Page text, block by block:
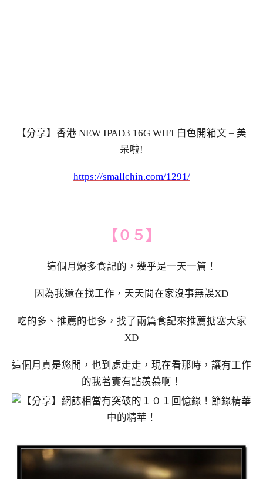
【分享】香港 NEW IPAD3 16G WIFI 白色開箱文 – 美
呆啦!
https://smallchin.com/1291/
【０５】
這個月爆多食記的，幾乎是一天一篇！
因為我還在找工作，天天閒在家沒事無誤XD
吃的多、推薦的也多，找了兩篇食記來推薦搪塞大家
XD
這個月真是悠閒，也到處走走，現在看那時，讓有工作
的我著實有點羨慕啊！